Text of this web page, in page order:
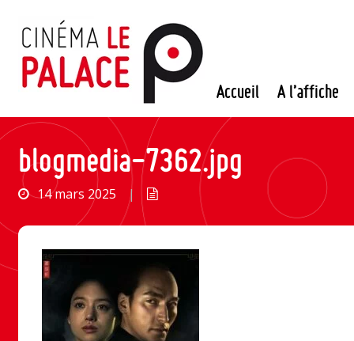
contenu
Accueil A l’affiche
blogmedia-7362.jpg
14 mars 2025 |